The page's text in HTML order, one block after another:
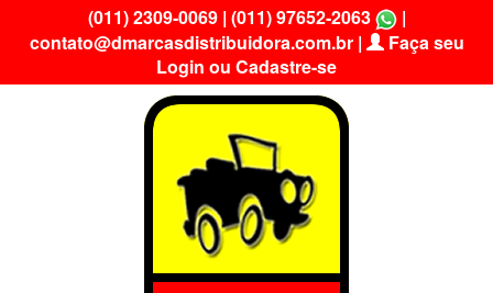
(011) 2309-0069| (011) 97652-2063
|
contato@dmarcasdistribuidora.com.br|
Faça seu
Login ou Cadastre-se